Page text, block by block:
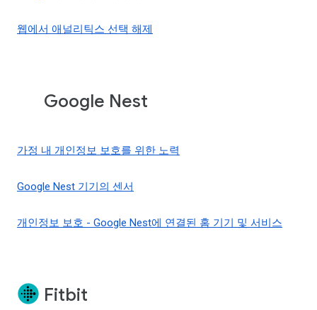
웹에서 애널리틱스 선택 해제
Google Nest
가정 내 개인정보 보호를 위한 노력
Google Nest 기기의 센서
개인정보 보호 - Google Nest에 연결된 홈 기기 및 서비스
Fitbit